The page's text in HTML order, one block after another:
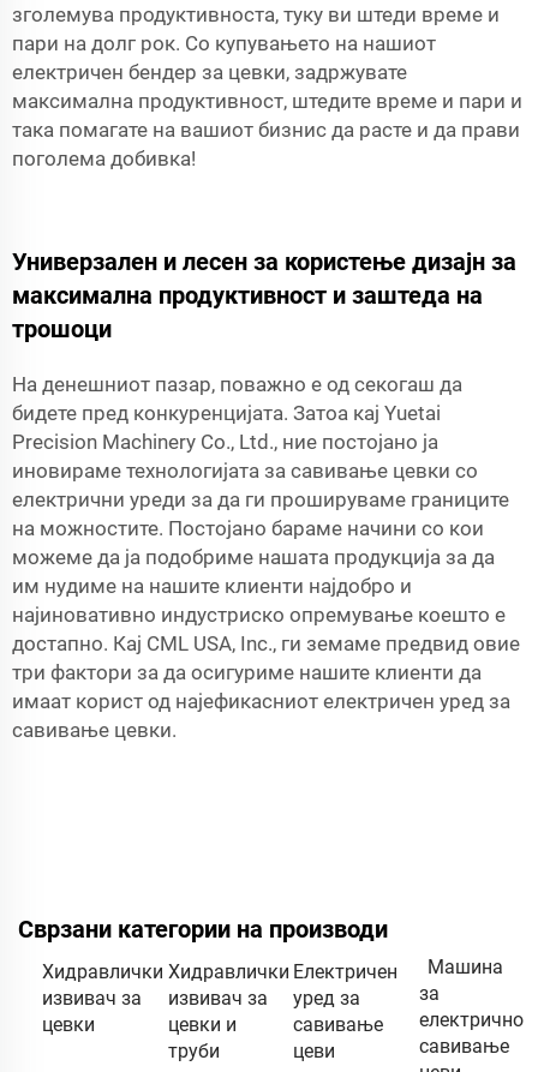
зголемува продуктивноста, туку ви штеди време и
пари на долг рок. Со купувањето на нашиот
електричен бендер за цевки, задржувате
максимална продуктивност, штедите време и пари и
така помагате на вашиот бизнис да расте и да прави
поголема добивка!
Универзален и лесен за користење дизајн за
максимална продуктивност и заштеда на
трошоци
На денешниот пазар, поважно е од секогаш да
бидете пред конкуренцијата. Затоа кај Yuetai
Precision Machinery Co., Ltd., ние постојано ја
иновираме технологијата за савивање цевки со
електрични уреди за да ги прошируваме границите
на можностите. Постојано бараме начини со кои
можеме да ја подобриме нашата продукција за да
им нудиме на нашите клиенти најдобро и
најиновативно индустриско опремување коешто е
достапно. Кај CML USA, Inc., ги земаме предвид овие
три фактори за да осигуриме нашите клиенти да
имаат корист од најефикасниот електричен уред за
савивање цевки.
Сврзани категории на производи
Хидравлички
извивач за
цевки
Хидравлички
извивач за
цевки и
труби
Електричен
уред за
савивање
цеви
Машинa
за
електрично
савивање